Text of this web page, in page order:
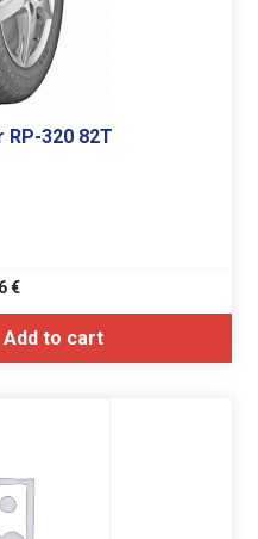
RP-320 82T
€
Add to cart